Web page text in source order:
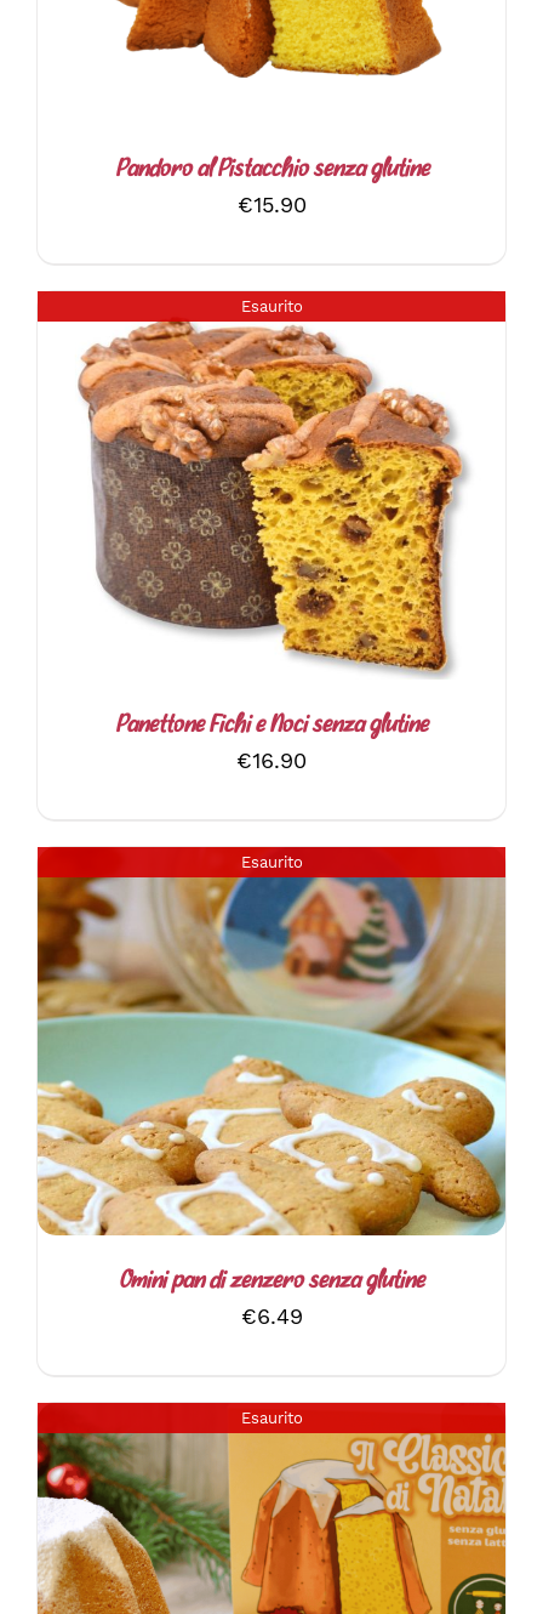
Pandoro al Pistacchio senza glutine
€15.90
Esaurito
DETTAGLI
Panettone Fichi e Noci senza glutine
€16.90
Esaurito
Omini pan di zenzero senza glutine
€6.49
Esaurito
DETTAGLI